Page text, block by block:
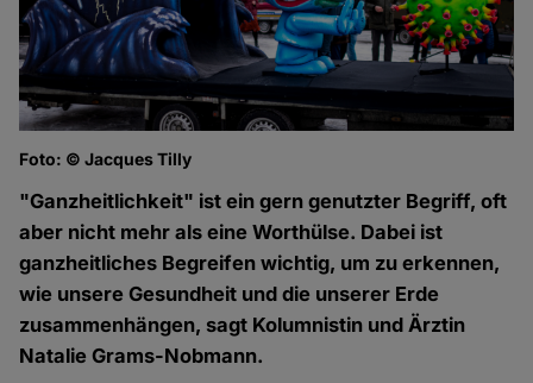
Foto: © Jacques Tilly
"Ganzheitlichkeit" ist ein gern genutzter Begriff, oft
aber nicht mehr als eine Worthülse. Dabei ist
ganzheitliches Begreifen wichtig, um zu erkennen,
wie unsere Gesundheit und die unserer Erde
zusammenhängen, sagt Kolumnistin und Ärztin
Natalie Grams-Nobmann.